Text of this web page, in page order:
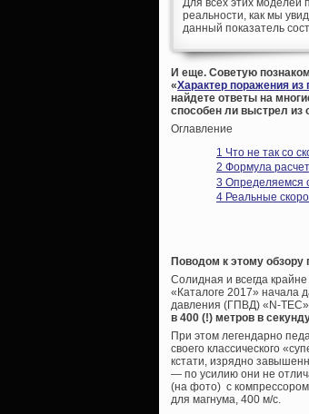
реальности, как мы
данный показатель
И еще. Советую
«Характер поражения из
найдете ответы на
способен ли выстрел из
Оглавление
1 Что не так со
2 Формула
3 Определяемся
4 Реальные
Поводом к этому
Солидная и всегда
«Каталоге 2017» начала
давления (ГПВД) «N-
в 400 (!) метров в
При этом легендарно
своего классического
кстати, изрядно
— по усилию они не
(на фото) с
для магнума, 400 м/с.